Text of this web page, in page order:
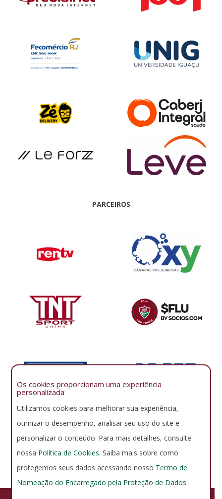
PARCEIROS
Os cookies proporcionam uma experiência
personalizada
Utilizamos cookies para melhorar sua experiência,
otimizar o desempenho, analisar seu uso do site e
personalizar o conteúdo. Para mais detalhes, consulte
nossa Política de Cookies. Saiba mais sobre como
protegemos seus dados acessando nosso Termo de
Nomeação do Encarregado pela Proteção de Dados.